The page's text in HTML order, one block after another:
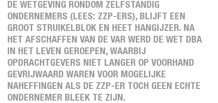
DE WETGEVING RONDOM ZELFSTANDIG
ONDERNEMERS (LEES: ZZP-ERS), BLIJFT EEN
GROOT STRUIKELBLOK EN HEET HANGIJZER. NA
HET AFSCHAFFEN VAN DE VAR WERD DE WET DBA
IN HET LEVEN GEROEPEN, WAARBIJ
OPDRACHTGEVERS NIET LANGER OP VOORHAND
GEVRIJWAARD WAREN VOOR MOGELIJKE
NAHEFFINGEN ALS DE ZZP-ER TOCH GEEN ECHTE
ONDERNEMER BLEEK TE ZIJN.